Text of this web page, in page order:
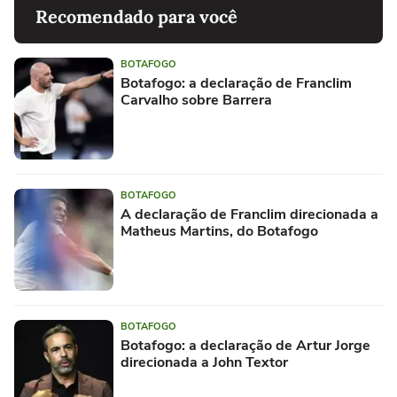
Recomendado para você
BOTAFOGO
Botafogo: a declaração de Franclim
Carvalho sobre Barrera
BOTAFOGO
A declaração de Franclim direcionada a
Matheus Martins, do Botafogo
BOTAFOGO
Botafogo: a declaração de Artur Jorge
direcionada a John Textor